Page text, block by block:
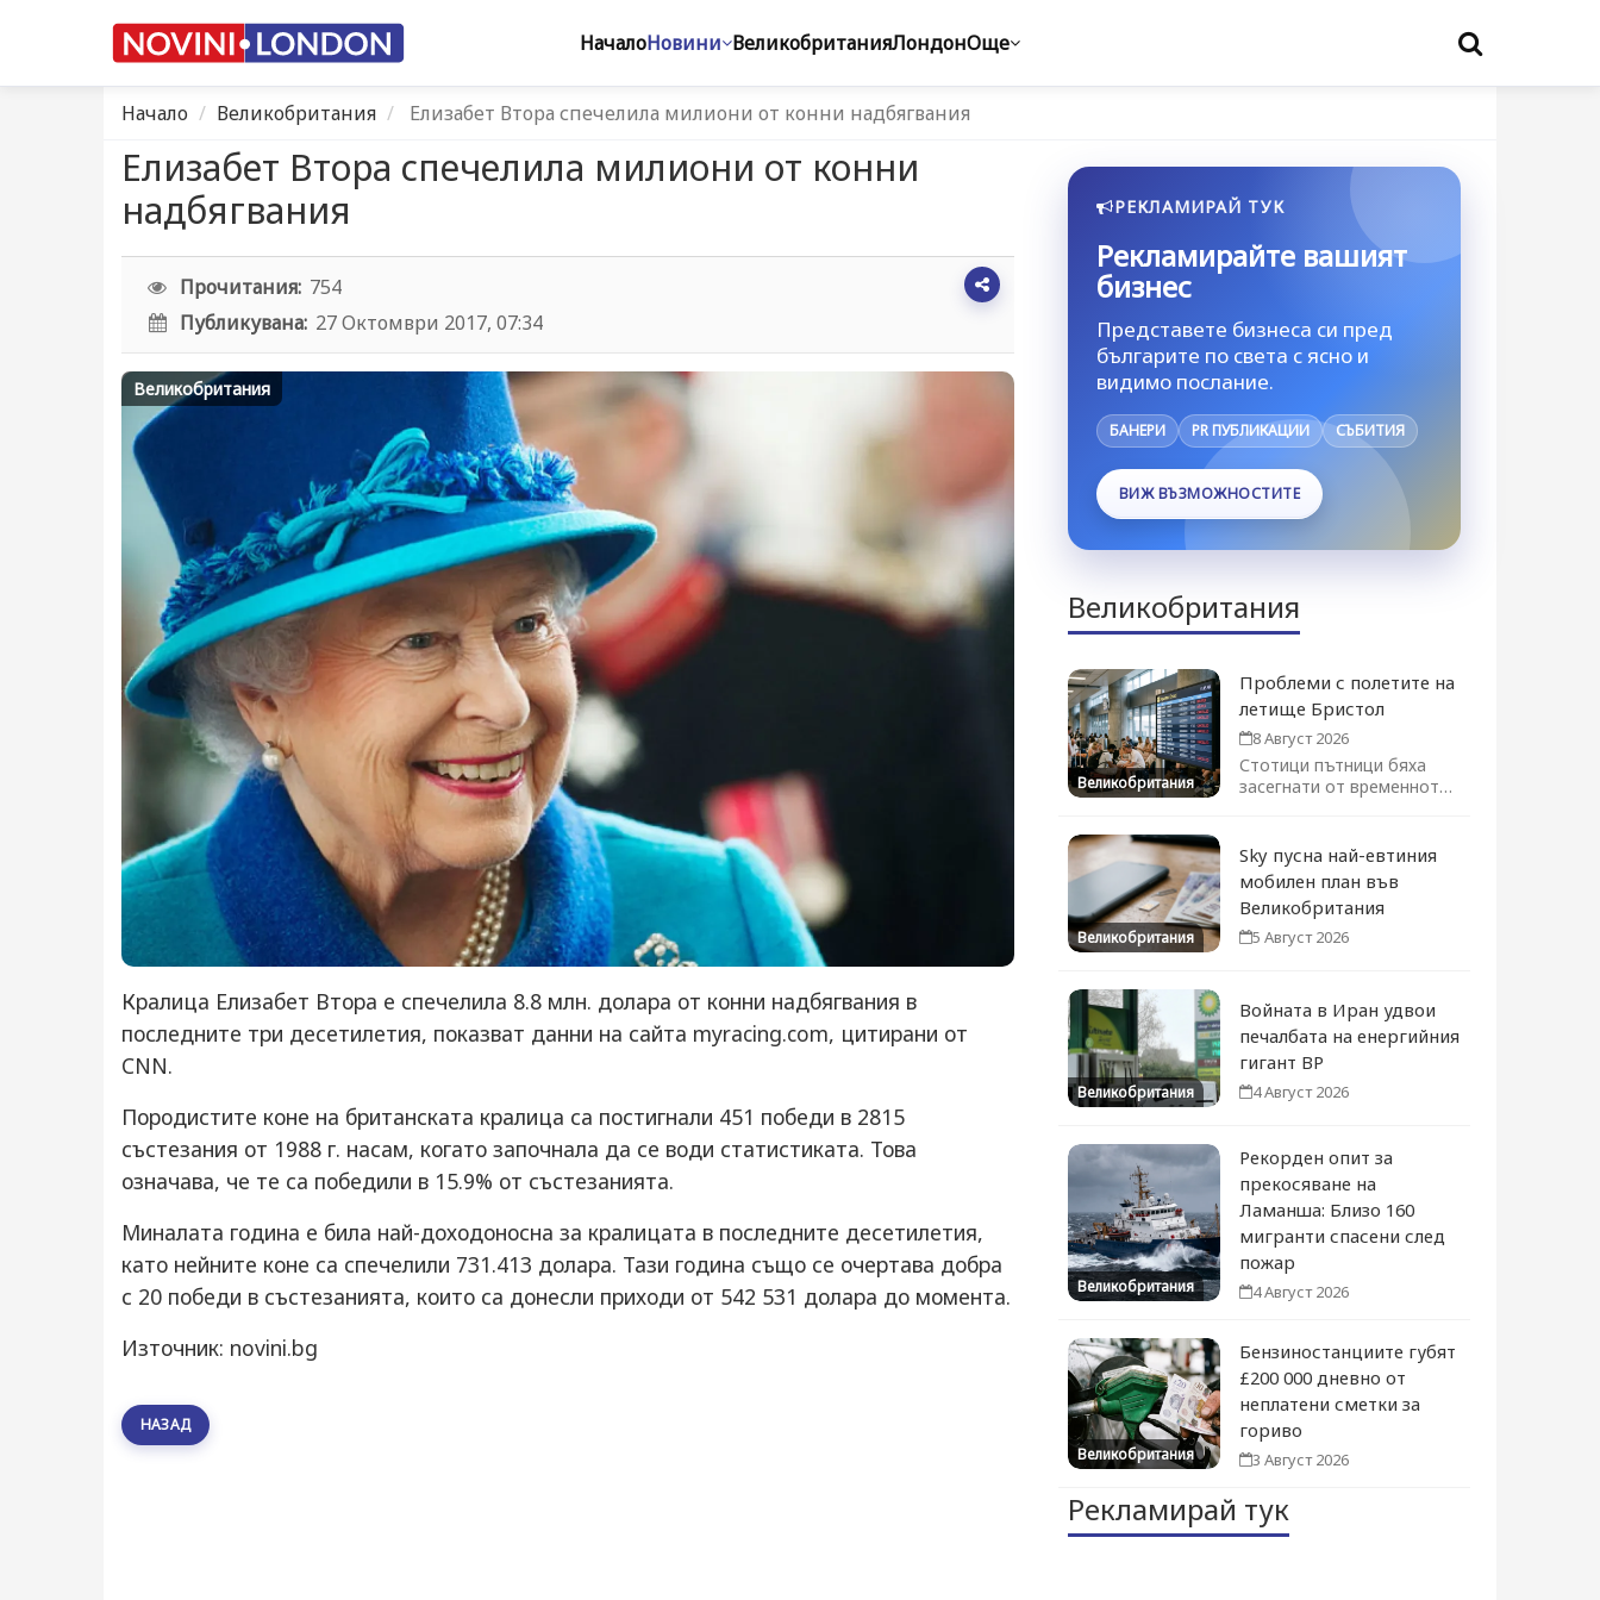
НачалоНовини ВеликобританияЛондонОще
Начало Великобритания Елизабет Втора спечелила милиони от конни надбягвания
Елизабет Втора спечелила милиони от конни
надбягвания
Прочитания: 754
Публикувана: 27 Октомври 2017, 07:34
Великобритания
Кралица Елизабет Втора е спечелила 8.8 млн. долара от конни надбягвания в
последните три десетилетия, показват данни на сайта myracing.com, цитирани от
CNN.
Породистите коне на британската кралица са постигнали 451 победи в 2815
състезания от 1988 г. насам, когато започнала да се води статистиката. Това
означава, че те са победили в 15.9% от състезанията.
Миналата година е била най-доходоносна за кралицата в последните десетилетия,
като нейните коне са спечелили 731.413 долара. Тази година също се очертава добра
с 20 победи в състезанията, които са донесли приходи от 542 531 долара до момента.
Източник: novini.bg
НАЗАД
РЕКЛАМИРАЙ ТУК
Рекламирайте вашият
бизнес
Представете бизнеса си пред
българите по света с ясно и
видимо послание.
БАНЕРИ PR ПУБЛИКАЦИИ СЪБИТИЯ
ВИЖ ВЪЗМОЖНОСТИТЕ
Великобритания
Великобритания
Проблеми с полетите на
летище Бристол
8 Август 2026
Стотици пътници бяха
засегнати от временното
възстановява...
Великобритания
Sky пусна най-евтиния
мобилен план във
Великобритания
5 Август 2026
Великобритания
Войната в Иран удвои
печалбата на енергийния
гигант BP
4 Август 2026
Великобритания
Рекорден опит за
прекосяване на
Ламанша: Близо 160
мигранти спасени след
пожар
4 Август 2026
Великобритания
Бензиностанциите губят
£200 000 дневно от
неплатени сметки за
гориво
3 Август 2026
Рекламирай тук